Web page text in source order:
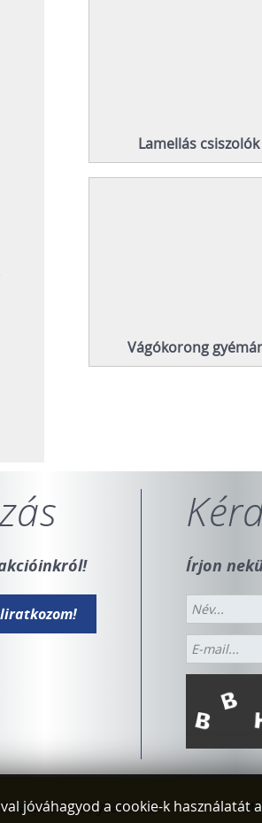
Lamellás csiszolók
Vágókorong
jóváhagyod a cookie-k használatát
Írjon
Adatvédelmi nyilatkozat